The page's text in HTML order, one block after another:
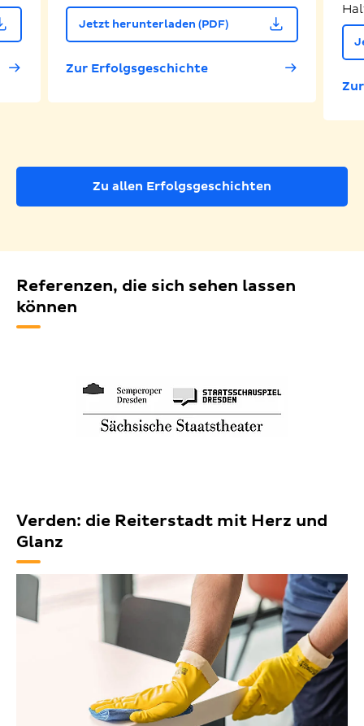
Jetzt herunterladen (PDF)
Zur Erfolgsgeschichte
Zu allen Erfolgsgeschichten
Referenzen, die sich sehen lassen
können
Verden: die Reiterstadt mit Herz und
Glanz